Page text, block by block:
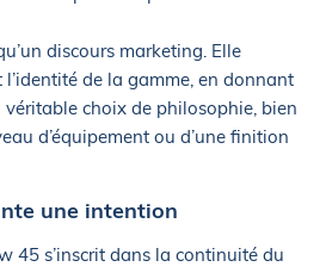
discours marketing. Elle
de la gamme, en donnant
choix de philosophie, bien
d’équipement ou d’une finition
une intention
45 s’inscrit dans la continuité du